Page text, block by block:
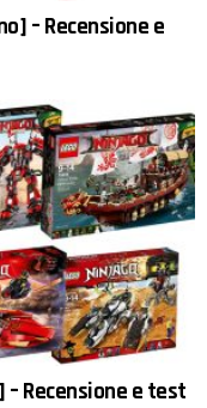
– Recensione e
– Recensione e test